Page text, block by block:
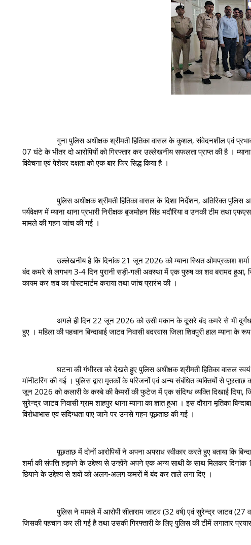
गुना पुलिस अधीक्षक श्रीमती हितिका वासल के कुशल, संवेदनशील एवं प्रभावी
07 घंटे के भीतर दो आरोपियों को गिरफ्तार कर उल्लेखनीय सफलता प्राप्त की है ।
विवेचना एवं पेशेवर दक्षता को एक बार फिर सिद्ध किया है ।
पुलिस अधीक्षक श्रीमती हितिका वासल के दिशा निर्देशन, अतिरिक्त पुलिस
पर्यवेक्षण में म्याना थाना प्रभारी निरीक्षक बृजमोहन सिंह भदौरिया व उनकी टीम तथा
मामले की गहन जांच की गई ।
उल्लेखनीय है कि दिनांक 21 जून 2026 को म्याना स्थित ओमप्रकाश शर्मा
बंद कमरे से लगभग 3-4 दिन पुरानी सड़ी-गली अवस्था में एक पुरुष का शव बरामद हुआ,
कायम कर शव का पोस्टमार्टम कराया तथा जांच प्रारंभ की ।
अगले ही दिन 22 जून 2026 को उसी मकान के दूसरे बंद कमरे से भी दुर्गंध आने
हुए । महिला की पहचान बिन्दाबाई जाटव निवासी बदरवास जिला शिवपुरी हाल म्याना
घटना की गंभीरता को देखते हुए पुलिस अधीक्षक श्रीमती हितिका वासल स्वयं
मॉनीटरिंग की गई । पुलिस द्वारा मृतकों के परिजनों एवं अन्य संबंधित व्यक्तियों से
जून 2026 को कलारी के कस्बे की कैमरों की फुटेज में एक संदिग्ध व्यक्ति दिखाई दिया,
सुरेन्द्र जाटव निवासी ग्राम शाहपुर थाना म्याना का ज्ञात हुआ । इस दौरान मृतिका
विरोधाभास एवं संदिग्धता पाए जाने पर उनसे गहन पूछताछ की गई ।
पूछताछ में दोनों आरोपियों ने अपना अपराध स्वीकार करते हुए बताया कि
शर्मा की संपत्ति हड़पने के उद्देश्य से उन्होंने अपने एक अन्य साथी के साथ मिलकर दिनांक
छिपाने के उद्देश्य से शवों को अलग-अलग कमरों में बंद कर ताले लगा दिए ।
पुलिस ने मामले में आरोपी सीताराम जाटव (32 वर्ष) एवं सुरेन्द्र जाटव (27
जिसकी पहचान कर ली गई है तथा उसकी गिरफ्तारी के लिए पुलिस की टीमें लगातार